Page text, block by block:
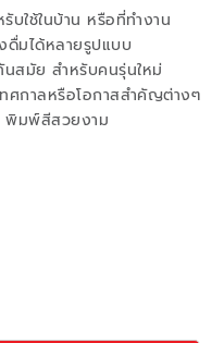
บใช้ในบ้าน หรือที่ทำงาน
ดื่มได้หลายรูปแบบ
สมัย สำหรับคนรุ่นใหม่
ทศกาลหรือโอกาสสำคัญต่างๆ
พิมพ์สีสวยงาม